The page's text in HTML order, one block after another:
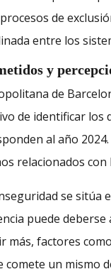
de
entre los
y
de
de identificar
al año
relacionados
se sitúa
puede
más, factores
comete un mismo